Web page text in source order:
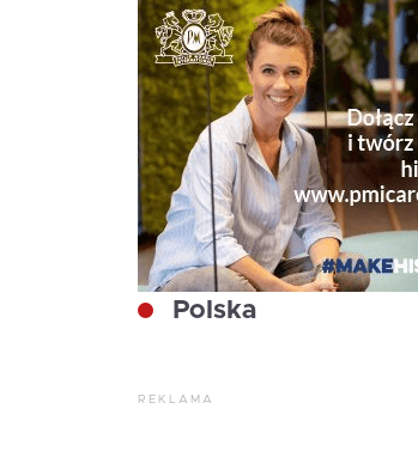
Polska
REKLAMA